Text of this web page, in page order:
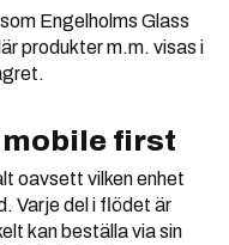
Engelholms Glass
produkter m.m. visas i
first
oavsett vilken enhet
Varje del i flödet är
kan beställa via sin